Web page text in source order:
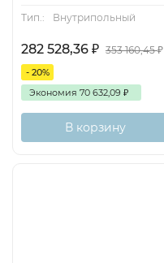
Тип.:
Внутрипольный
282 528,36 ₽ 353 160,45₽
- 20%
Экономия 70 632,09 ₽
В корзину